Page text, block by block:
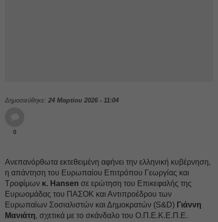
Δημοσιεύθηκε: 24 Μαρτίου 2026 - 11:04
0
Ανεπανόρθωτα εκτεθειμένη αφήνει την ελληνική κυβέρνηση,
η απάντηση του Ευρωπαίου Επιτρόπου Γεωργίας και
Τροφίμων κ. Hansen σε ερώτηση του Επικεφαλής της
Ευρωομάδας του ΠΑΣΟΚ και Αντιπροέδρου των
Ευρωπαίων Σοσιαλιστών και Δημοκρατών (S&D) Γιάννη
Μανιάτη, σχετικά με το σκάνδαλο του Ο.Π.Ε.Κ.Ε.Π.Ε.